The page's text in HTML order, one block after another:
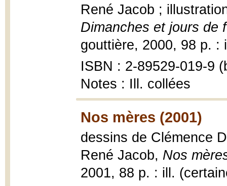
René Jacob ;
Dimanches et jours de
gouttière, 2000, 98 p. :
ISBN : 2-89529-019-9
Notes : Ill. collées
Nos mères (2001)
dessins de Clémence
René Jacob, Nos
2001, 88 p. : ill.